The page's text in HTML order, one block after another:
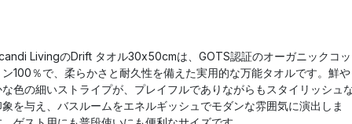
LivingのDrift タオル30x50cmは、GOTS認証のオーガニックコッ
ン100％で、柔らかさと耐久性を備えた実用的な万能タオルです。鮮や
な色の細いストライプが、プレイフルでありながらもスタイリッシュ
象を与え、バスルームをエネルギッシュでモダンな雰囲気に演出しま